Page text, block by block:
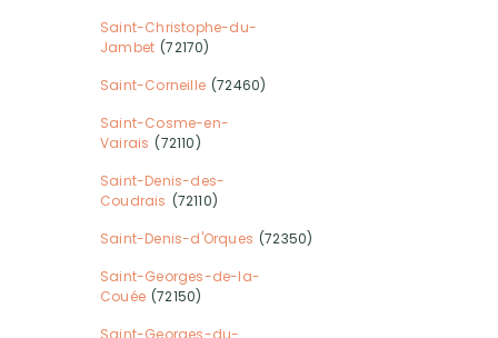
Saint-Christophe-du-
Jambet (72170)
Saint-Corneille (72460)
Saint-Cosme-en-
Vairais (72110)
Saint-Denis-des-
Coudrais (72110)
Saint-Denis-d'Orques (72350)
Saint-Georges-de-la-
Couée (72150)
Saint-Georges-du-